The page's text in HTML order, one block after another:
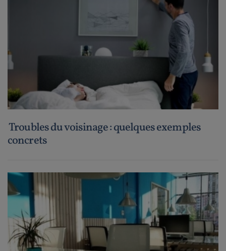
Troubles du voisinage : quelques exemples
concrets